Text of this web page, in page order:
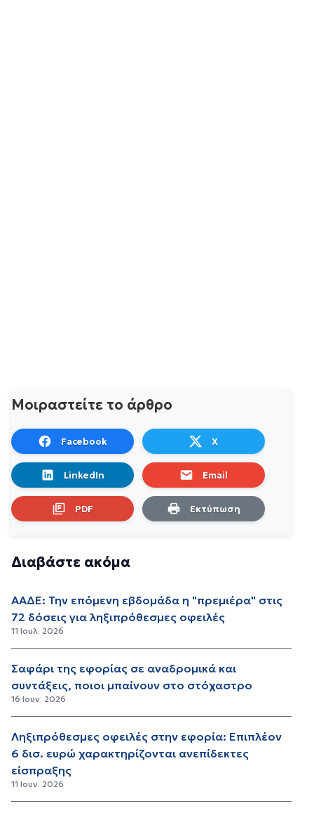
Μοιραστείτε το άρθρο
Facebook X
LinkedIn Email
PDF Εκτύπωση
Διαβάστε ακόμα
ΑΑΔΕ: Την επόμενη εβδομάδα η "πρεμιέρα" στις
72 δόσεις για ληξιπρόθεσμες οφειλές
11 Ιουλ. 2026
Σαφάρι της εφορίας σε αναδρομικά και
συντάξεις, ποιοι μπαίνουν στο στόχαστρο
16 Ιουν. 2026
Ληξιπρόθεσμες οφειλές στην εφορία: Επιπλέον
6 δισ. ευρώ χαρακτηρίζονται ανεπίδεκτες
είσπραξης
11 Ιουν. 2026